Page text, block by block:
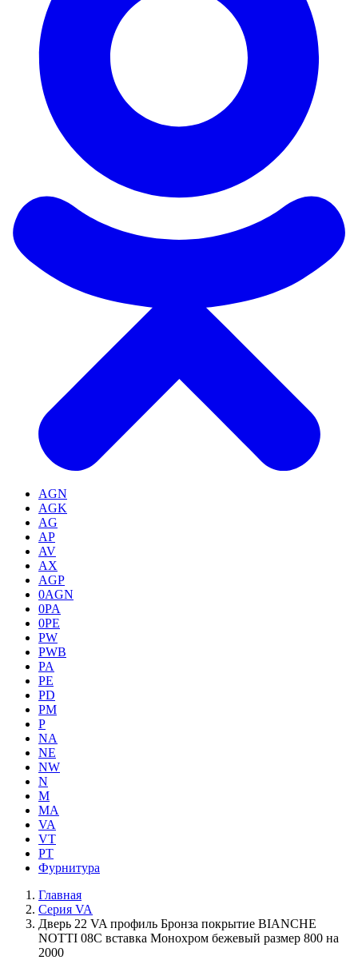
AGN
AGK
AG
AP
AV
AX
AGP
0AGN
0PA
0PE
PW
PWB
PA
PE
PD
PM
P
NA
NE
NW
N
M
MA
VA
VT
PT
Фурнитура
Главная
Серия VA
Дверь 22 VA профиль Бронза покрытие BIANCHE
NOTTI 08C вставка Монохром бежевый размер 800 на
2000